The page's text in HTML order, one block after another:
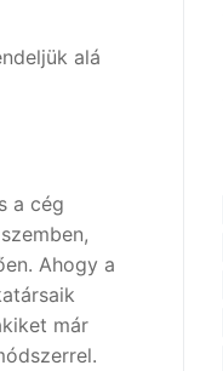
alá
a cég
Ahogy a
már